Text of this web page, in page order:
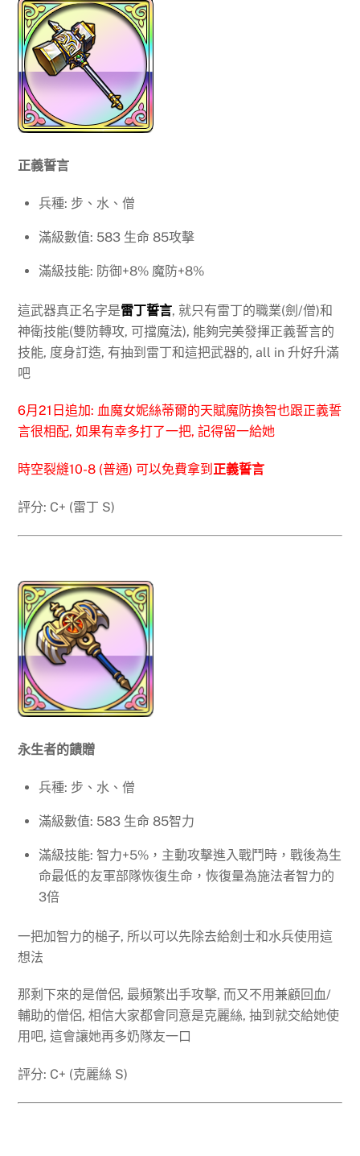
正義誓言
兵種: 步、水、僧
滿級數值: 583 生命 85攻擊
滿級技能: 防御+8% 魔防+8%
這武器真正名字是雷丁誓言, 就只有雷丁的職業(劍/僧)和
神衛技能(雙防轉攻, 可擋魔法), 能夠完美發揮正義誓言的
技能, 度身訂造, 有抽到雷丁和這把武器的, all in 升好升滿
吧
6月21日追加: 血魔女妮絲蒂爾的天賦魔防換智也跟正義誓
言很相配, 如果有幸多打了一把, 記得留一給她
時空裂縫10-8 (普通) 可以免費拿到正義誓言
評分: C+ (雷丁 S)
永生者的饋贈
兵種: 步、水、僧
滿級數值: 583 生命 85智力
滿級技能: 智力+5%，主動攻擊進入戰鬥時，戰後為生
命最低的友軍部隊恢復生命，恢復量為施法者智力的
3倍
一把加智力的槌子, 所以可以先除去給劍士和水兵使用這
想法
那剩下來的是僧侶, 最頻繁出手攻擊, 而又不用兼顧回血/
輔助的僧侶, 相信大家都會同意是克麗絲, 抽到就交給她使
用吧, 這會讓她再多奶隊友一口
評分: C+ (克麗絲 S)